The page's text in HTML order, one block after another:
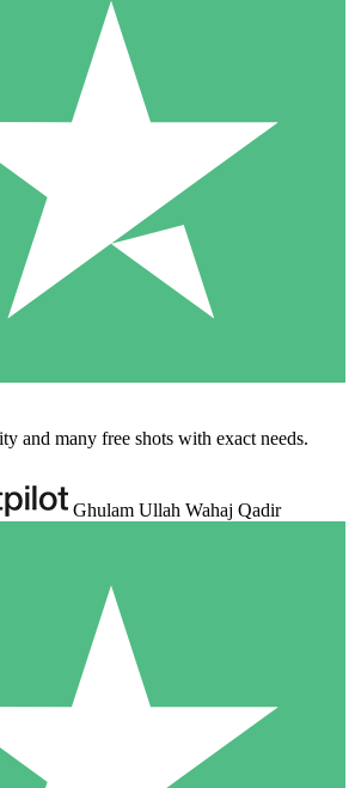
and many free shots with exact needs.
Ghulam Ullah Wahaj Qadir